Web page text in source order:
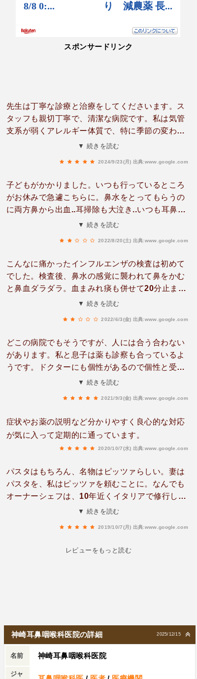
スポンサードリンク
先生は丁寧な診療と治療をしてくださいます。ス
タッフも親切丁寧で、清潔な病院です。私は気管
支系が弱くアレルギー体質で、特に季節の変わり
目には熱発など症状が出るので、職場から近く、
▼ 続きを読む
2024/9/23(月) 出典:www.google.com
子どもがかかりました。いつも行っているところ
がお休みで急遽こちらに。鼻水をとってもらうの
に両方鼻から出血..耳掃除も大泣き..いつも耳鼻科
では泣いたことがなかったのでよっぽど痛かった
▼ 続きを読む
2022/8/20(土) 出典:www.google.com
こんなに痛かったインフルエンザの検査は初めて
でした。検査後、鼻水の感覚に襲われて鼻をかむ
と鼻血ダラダラ。血まみれ痰も併せて20分止まら
なかった。そもそもインフルの検査はしたくない
PCR検査に対応してくれたのはありがたかったで
す。熱もありコロナかもと伝えているにも関わら
ず患者に会いに来て症状を見てくださったのも、
だとわかったし本当に助かりました。
▼ 続きを読む
2022/6/3(金) 出典:www.google.com
どこの病院でもそうですが、人には合う合わない
があります。私と息子は薬も診察も合っているよ
うです。ドクターにも個性があるので個性と受け
取っています。ちょっと早口ですけどね(苦笑)。
▼ 続きを読む
2021/9/3(金) 出典:www.google.com
症状やお薬の説明など分かりやすく良心的な対応
が気に入って定期的に通っています。
2020/10/7(水) 出典:www.google.com
パスタはもちろん、名物はピッツァらしい。妻は
パスタを、私はピッツァを頼むことに。なんでも
オーナーシェフは、10年近くイタリアで修行して
きたとか。⋯私も年に数ヶ月間、イタリアへ出張
た造りですが、直輸入で本国の木材を貼ってある
ど一切なく、茶褐色の綺麗な焼き色が付いたピッ
ツァ。味はどうだろうか？⋯疑う余地なく美味
い！流石本国イタリアで修行してきただけあっ
▼ 続きを読む
2019/10/7(月) 出典:www.google.com
レビューをもっと読む
2025/12/15
神崎耳鼻咽喉科医院の詳細
名前 神崎耳鼻咽喉科医院
ジャ